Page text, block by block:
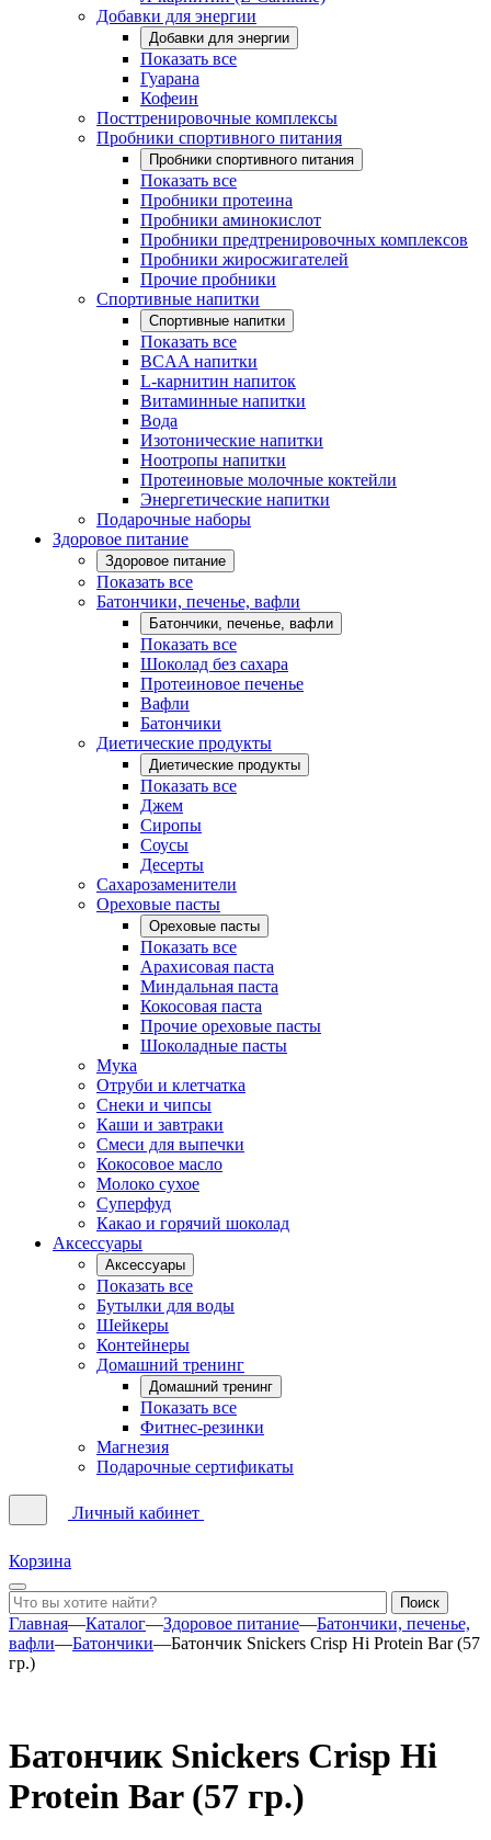
Добавки для энергии
Добавки для энергии
Показать все
Гуарана
Кофеин
Посттренировочные комплексы
Пробники спортивного питания
Пробники спортивного питания
Показать все
Пробники протеина
Пробники аминокислот
Пробники предтренировочных комплексов
Пробники жиросжигателей
Прочие пробники
Спортивные напитки
Спортивные напитки
Показать все
BCAA напитки
L-карнитин напиток
Витаминные напитки
Вода
Изотонические напитки
Ноотропы напитки
Протеиновые молочные коктейли
Энергетические напитки
Подарочные наборы
Здоровое питание
Здоровое питание
Показать все
Батончики, печенье, вафли
Батончики, печенье, вафли
Показать все
Шоколад без сахара
Протеиновое печенье
Вафли
Батончики
Диетические продукты
Диетические продукты
Показать все
Джем
Сиропы
Соусы
Десерты
Сахарозаменители
Ореховые пасты
Ореховые пасты
Показать все
Арахисовая паста
Миндальная паста
Кокосовая паста
Прочие ореховые пасты
Шоколадные пасты
Мука
Отруби и клетчатка
Снеки и чипсы
Каши и завтраки
Смеси для выпечки
Кокосовое масло
Молоко сухое
Суперфуд
Какао и горячий шоколад
Аксессуары
Аксессуары
Показать все
Бутылки для воды
Шейкеры
Контейнеры
Домашний тренинг
Домашний тренинг
Показать все
Фитнес-резинки
Магнезия
Подарочные сертификаты
Личный кабинет
Корзина
Главная—Каталог—Здоровое питание—Батончики, печенье,
вафли—Батончики—Батончик Snickers Crisp Hi Protein Bar (57
гр.)
Батончик Snickers Crisp Hi
Protein Bar (57 гр.)